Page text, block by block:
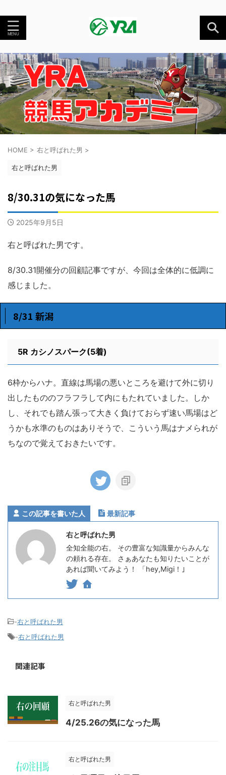
HOME > 右と呼ばれた男 >
右と呼ばれた男
8/30.31の気になった馬
2025年9月5日
右と呼ばれた男です。
8/30.31開催分の回顧記事ですが、今回は全体的に低調に
感じました。
8/31 新潟
5R カシノスパーク(5着)
6枠からハナ。直線は馬場の悪いところを避けて外に切り
出したもののフラフラして内にもたれていました。しか
し、それでも踏ん張って大きく負けておらず速い馬場はど
うかも水準のものはありそうで、こういう馬はナメられが
ちなので覚えておきたいです。
この記事を書いた人 最新記事
右と呼ばれた男
全知全能の右。 その豊富な知識量からみんな
の頼れる存在。 さぁあなたも知りたいことが
あれば聞いてみよう！ 「hey,Migi！｣
-右と呼ばれた男
-右と呼ばれた男
関連記事
右と呼ばれた男
4/25.26の気になった馬
右と呼ばれた男